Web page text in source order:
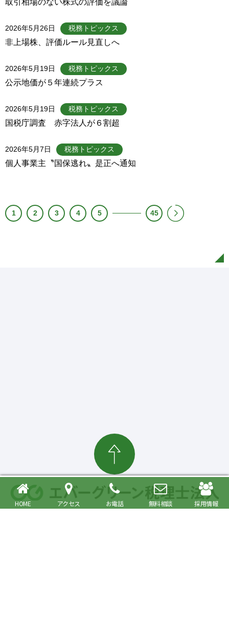
HOME アクセス お電話 無料相談 採用情報
2026年5月26日 税務トピックス
非上場株、評価ルール見直しへ
2026年5月19日 税務トピックス
公示地価が５年連続プラス
2026年5月19日 税務トピックス
国税庁調査 赤字法人が６割超
2026年5月7日 税務トピックス
個人事業主〝国保逃れ〟是正へ通知
1 2 3 4 5 45